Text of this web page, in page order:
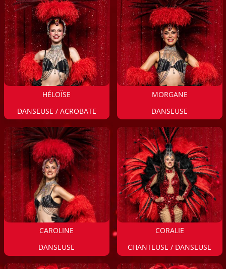
HÉLOÏSE
DANSEUSE / ACROBATE
MORGANE
DANSEUSE
CAROLINE
DANSEUSE
CORALIE
CHANTEUSE / DANSEUSE